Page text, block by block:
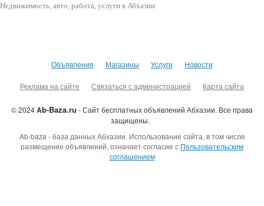
Недвижимость , авто, работа, услуги в Абхазии
Объявления Магазины Услуги Новости
Реклама на сайте Связаться с администрацией Карта сайта
© 2024Ab-Baza.ru - Сайт бесплатных объявлений Абхазии. Все права
защищены.
Ab-baza - база данных Абхазии. Использование сайта, в том числе
размещение объявлений, означает согласие с Пользовательским
соглашением